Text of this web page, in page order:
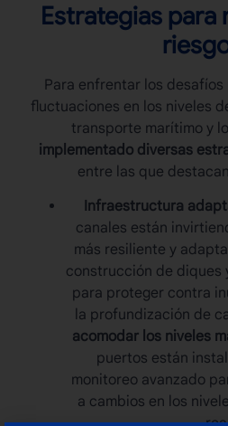
Estrategias
Para enfrentar los
fluctuaciones en los niveles
transporte marítimo y
implementado diversas
entre las que
Infraestructura
canales están
más resiliente y
construcción de diques
para proteger contra
la profundización de
acomodar los niveles
puertos están
monitoreo avanzado
a cambios en los